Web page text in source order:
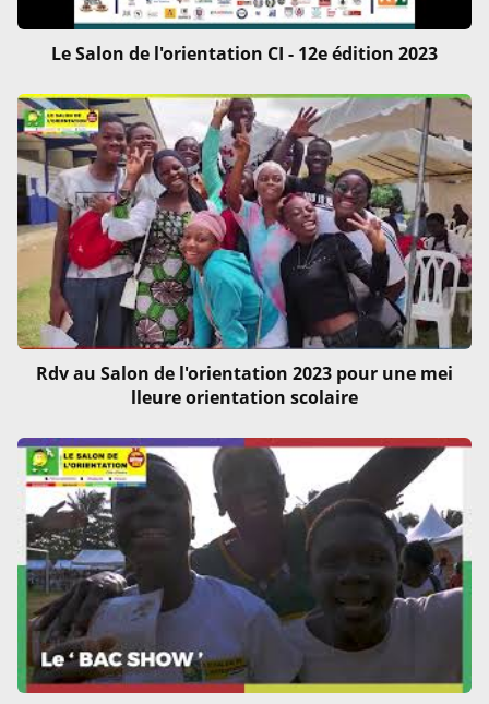
Le Salon de l'orientation CI - 12e édition 2023
Rdv au Salon de l'orientation 2023 pour une mei
lleure orientation scolaire